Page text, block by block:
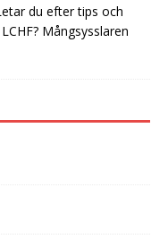
du efter tips och
Mångsysslaren